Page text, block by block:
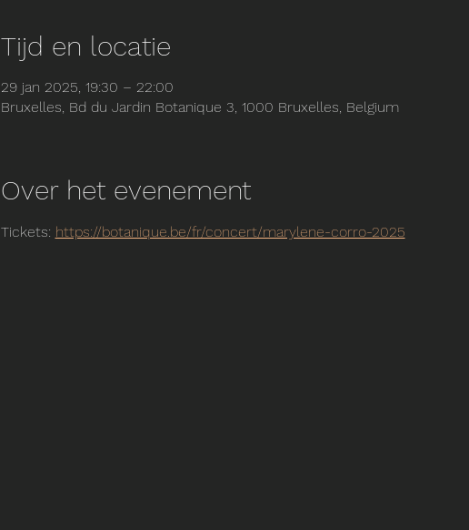
Tijd en locatie
29 jan 2025, 19:30 – 22:00
Bruxelles, Bd du Jardin Botanique 3, 1000 Bruxelles, Belgium
Over het evenement
Tickets: https://botanique.be/fr/concert/marylene-corro-2025